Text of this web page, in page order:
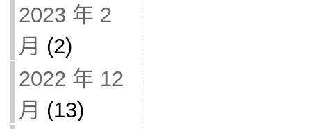
2023 年 2
月 (2)
2022 年 12
月 (13)